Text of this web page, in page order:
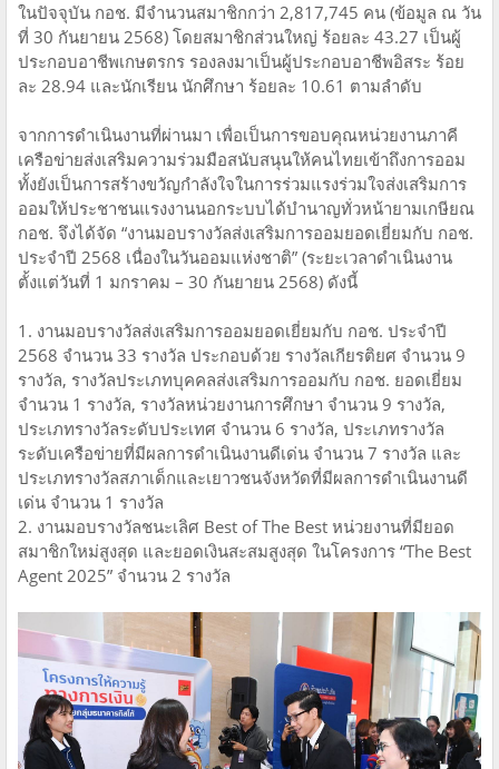
ในปัจจุบัน กอช. มีจำนวนสมาชิกกว่า 2,817,745 คน (ข้อมูล ณ วัน
ที่ 30 กันยายน 2568) โดยสมาชิกส่วนใหญ่ ร้อยละ 43.27 เป็นผู้
ประกอบอาชีพเกษตรกร รองลงมาเป็นผู้ประกอบอาชีพอิสระ ร้อย
ละ 28.94 และนักเรียน นักศึกษา ร้อยละ 10.61 ตามลำดับ
จากการดำเนินงานที่ผ่านมา เพื่อเป็นการขอบคุณหน่วยงานภาคี
เครือข่ายส่งเสริมความร่วมมือสนับสนุนให้คนไทยเข้าถึงการออม
ทั้งยังเป็นการสร้างขวัญกำลังใจในการร่วมแรงร่วมใจส่งเสริมการ
ออมให้ประชาชนแรงงานนอกระบบได้บำนาญทั่วหน้ายามเกษียณ
กอช. จึงได้จัด “งานมอบรางวัลส่งเสริมการออมยอดเยี่ยมกับ กอช.
ประจำปี 2568 เนื่องในวันออมแห่งชาติ” (ระยะเวลาดำเนินงาน
ตั้งแต่วันที่ 1 มกราคม – 30 กันยายน 2568) ดังนี้
1. งานมอบรางวัลส่งเสริมการออมยอดเยี่ยมกับ กอช. ประจำปี
2568 จำนวน 33 รางวัล ประกอบด้วย รางวัลเกียรติยศ จำนวน 9
รางวัล, รางวัลประเภทบุคคลส่งเสริมการออมกับ กอช. ยอดเยี่ยม
จำนวน 1 รางวัล, รางวัลหน่วยงานการศึกษา จำนวน 9 รางวัล,
ประเภทรางวัลระดับประเทศ จำนวน 6 รางวัล, ประเภทรางวัล
ระดับเครือข่ายที่มีผลการดำเนินงานดีเด่น จำนวน 7 รางวัล และ
ประเภทรางวัลสภาเด็กและเยาวชนจังหวัดที่มีผลการดำเนินงานดี
เด่น จำนวน 1 รางวัล
2. งานมอบรางวัลชนะเลิศ Best of The Best หน่วยงานที่มียอด
สมาชิกใหม่สูงสุด และยอดเงินสะสมสูงสุด ในโครงการ “The Best
Agent 2025” จำนวน 2 รางวัล